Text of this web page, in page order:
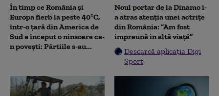
În timp ce România și
Europa fierb la peste 40°C,
într-o țară din America de
Sud a început o ninsoare ca-
n povești: Pârtiile s-au...
Noul portar de la Dinamo i-
a atras atenția unei actrițe
din România: ”Am fost
împreună în altă viață”
Descarcă aplicația Digi
Sport